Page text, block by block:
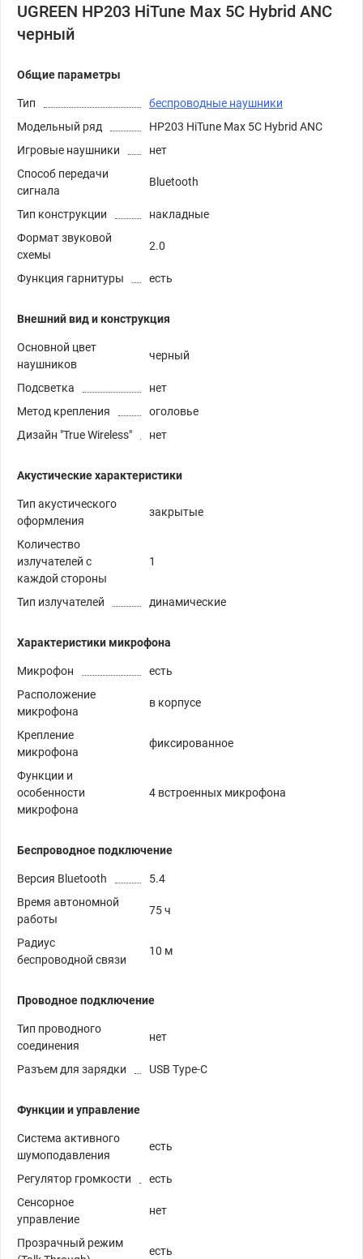
UGREEN HP203 HiTune Max 5C Hybrid ANC
черный
Общие параметры
Тип
беспроводные наушники
Модельный ряд
HP203 HiTune Max 5C Hybrid ANC
Игровые наушники
нет
Способ передачи
сигнала
Bluetooth
Тип конструкции
накладные
Формат звуковой
схемы
2.0
Функция гарнитуры есть
Внешний вид и конструкция
Основной цвет
наушников
черный
Подсветка
нет
Метод крепления
оголовье
Дизайн "True Wireless"
нет
Акустические характеристики
Тип акустического
оформления
закрытые
Количество
излучателей с
каждой стороны
1
Тип излучателей динамические
Характеристики микрофона
Микрофон
есть
Расположение
микрофона
в корпусе
Крепление
микрофона
фиксированное
Функции и
особенности
микрофона
4 встроенных микрофона
Беспроводное подключение
Версия Bluetooth
5.4
Время автономной
работы
75 ч
Радиус
беспроводной связи
10 м
Проводное подключение
Тип проводного
соединения
нет
Разъем для зарядки USB Type-C
Функции и управление
Система активного
шумоподавления
есть
Регулятор громкости
есть
Сенсорное
управление
нет
Прозрачный режим
есть